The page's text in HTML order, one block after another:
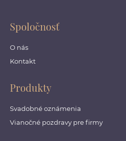
Spoločnosť
O nás
Kontakt
Produkty
Svadobné oznámenia
Vianočné pozdravy pre firmy